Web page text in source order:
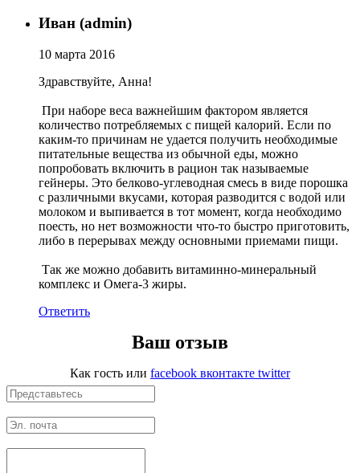
Иван (admin)
10 марта 2016
Здравствуйте, Анна!
При наборе веса важнейшим фактором является
количество потребляемых с пищей калорий. Если по
каким-то причинам не удается получить необходимые
питательные вещества из обычной еды, можно
попробовать включить в рацион так называемые
гейнеры. Это белково-углеводная смесь в виде порошка
с различными вкусами, которая разводится с водой или
молоком и выпивается в тот момент, когда необходимо
поесть, но нет возможности что-то быстро приготовить,
либо в перерывах между основными приемами пищи.
Так же можно добавить витаминно-минеральный
комплекс и Омега-3 жиры.
Ответить
Ваш отзыв
Как гость или facebook вконтакте twitter